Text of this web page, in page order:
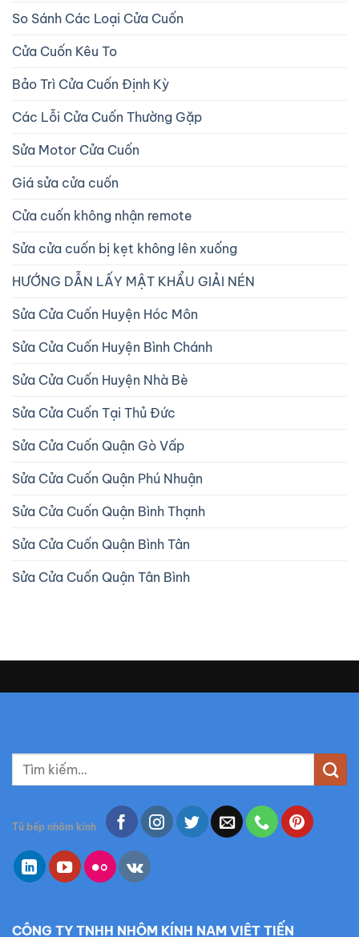
So Sánh Các Loại Cửa Cuốn
Cửa Cuốn Kêu To
Bảo Trì Cửa Cuốn Định Kỳ
Các Lỗi Cửa Cuốn Thường Gặp
Sửa Motor Cửa Cuốn
Giá sửa cửa cuốn
Cửa cuốn không nhận remote
Sửa cửa cuốn bị kẹt không lên xuống
HƯỚNG DẪN LẤY MẬT KHẨU GIẢI NÉN
Sửa Cửa Cuốn Huyện Hóc Môn
Sửa Cửa Cuốn Huyện Bình Chánh
Sửa Cửa Cuốn Huyện Nhà Bè
Sửa Cửa Cuốn Tại Thủ Đức
Sửa Cửa Cuốn Quận Gò Vấp
Sửa Cửa Cuốn Quận Phú Nhuận
Sửa Cửa Cuốn Quận Bình Thạnh
Sửa Cửa Cuốn Quận Bình Tân
Sửa Cửa Cuốn Quận Tân Bình
ì
k
ế
m
Tủ bếp nhôm kính
CÔNG TY TNHH NHÔM KÍNH NAM VIỆT TIẾN